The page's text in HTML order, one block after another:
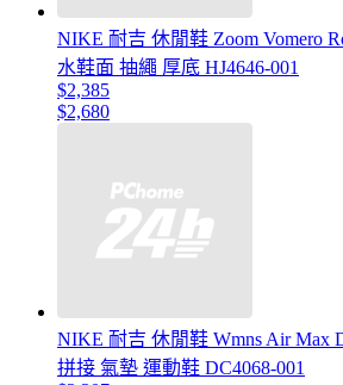
NIKE 耐吉 休閒鞋 Zoom Vomero
水鞋面 抽繩 厚底 HJ4646-001
$2,385
$2,680
NIKE 耐吉 休閒鞋 Wmns Air Max
拼接 氣墊 運動鞋 DC4068-001